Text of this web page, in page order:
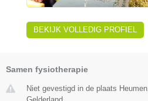
BEKIJK VOLLEDIG PROFIEL
Samen fysiotherapie
Niet gevestigd in de plaats